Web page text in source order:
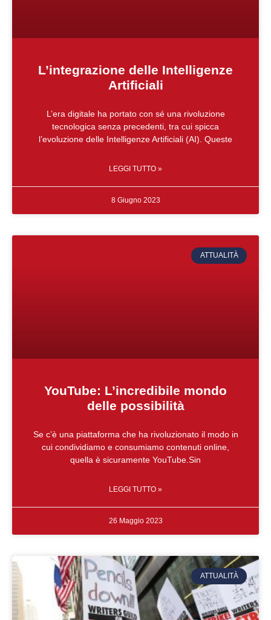
L’integrazione delle Intelligenze
Artificiali
L’era digitale ha portato con sé una rivoluzione
tecnologica senza precedenti, tra cui spicca
l’evoluzione delle Intelligenze Artificiali (AI). Queste
LEGGI TUTTO »
8 Giugno 2023
ATTUALITÀ
YouTube: L’incredibile mondo
delle possibilità
Se c’è una piattaforma che ha rivoluzionato il modo in
cui condividiamo e consumiamo contenuti online,
quella è sicuramente YouTube.Sin
LEGGI TUTTO »
26 Maggio 2023
ATTUALITÀ